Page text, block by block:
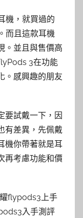
機，就買過的
而且這款耳機
。並且與售價高
3在功能
。感興趣的朋友
要試戴一下，因
有差異，先佩戴
機你帶著就是耳
再考慮功能和價
flypods3上手
入手測評